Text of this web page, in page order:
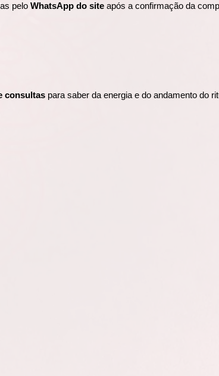
pelo WhatsApp do site após a confirmação da
consultas para saber da energia e do andamento do